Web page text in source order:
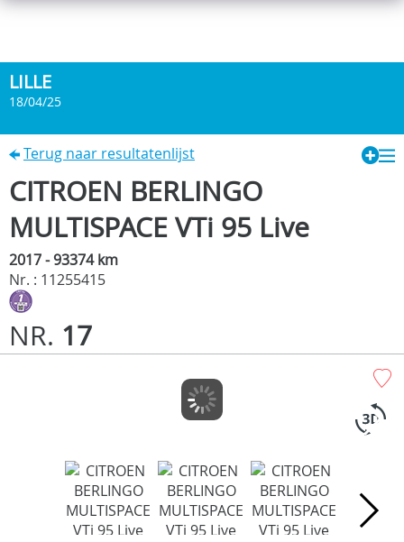
LILLE
18/04/25
Terug naar resultatenlijst
CITROEN BERLINGO
MULTISPACE VTi 95 Live
2017 - 93374 km
Nr. : 11255415
NR. 17